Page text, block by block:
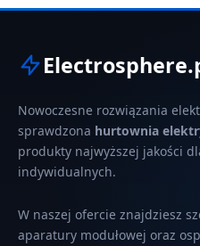
Nowoczesne rozwiązania
sprawdzona hurtownia
produkty najwyższej jakości
indywidualnych.
W naszej ofercie znajdziesz
aparatury modułowej oraz